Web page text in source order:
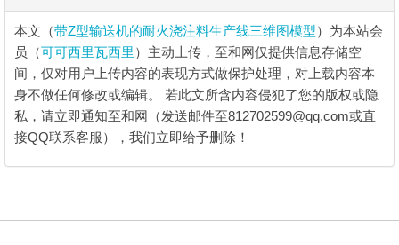
本文（带Z型输送机的耐火浇注料生产线三维图模型）为本站会
员（可可西里瓦西里 ）主动上传，至和网仅提供信息存储空
间，仅对用户上传内容的表现方式做保护处理，对上载内容本
身不做任何修改或编辑。 若此文所含内容侵犯了您的版权或隐
私，请立即通知至和网（发送邮件至812702599@qq.com或直
接QQ联系客服），我们立即给予删除！